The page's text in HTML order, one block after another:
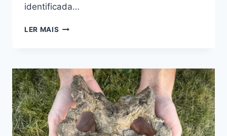
identificada…
LER MAIS PLANTA
REDESCOBERTA
NA
AUSTRÁLIA